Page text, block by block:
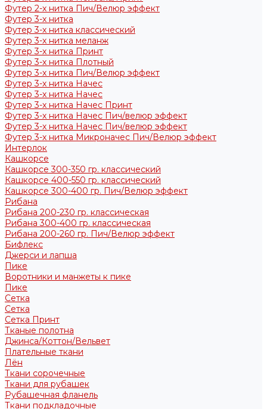
Футер 2-х нитка Пич/Велюр эффект
Футер 3-х нитка
Футер 3-х нитка классический
Футер 3-х нитка меланж
Футер 3-х нитка Принт
Футер 3-х нитка Плотный
Футер 3-х нитка Пич/Велюр эффект
Футер 3-х нитка Начес
Футер 3-х нитка Начес
Футер 3-х нитка Начес Принт
Футер 3-х нитка Начес Пич/велюр эффект
Футер 3-х нитка Начес Пич/велюр эффект
Футер 3-х нитка Микроначес Пич/Велюр эффект
Интерлок
Кашкорсе
Кашкорсе 300-350 гр. классический
Кашкорсе 400-550 гр. классический
Кашкорсе 300-400 гр. Пич/Велюр эффект
Рибана
Рибана 200-230 гр. классическая
Рибана 300-400 гр. классическая
Рибана 200-260 гр. Пич/Велюр эффект
Бифлекс
Джерси и лапша
Пике
Воротники и манжеты к пике
Пике
Сетка
Сетка
Сетка Принт
Тканые полотна
Джинса/Коттон/Вельвет
Плательные ткани
Лён
Ткани сорочечные
Ткани для рубашек
Рубашечная фланель
Ткани подкладочные